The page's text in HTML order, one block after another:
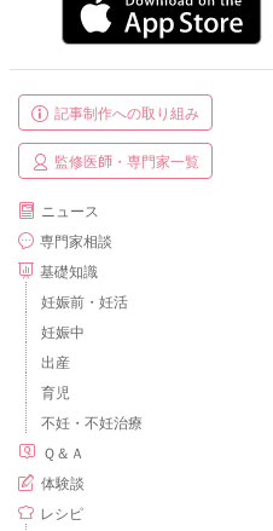
記事制作への取り組み
監修医師・専門家一覧
ニュース
専門家相談
基礎知識
妊娠前・妊活
妊娠中
出産
育児
不妊・不妊治療
Ｑ＆Ａ
体験談
レシピ